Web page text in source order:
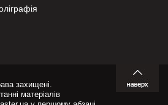
захищені.
матеріалів